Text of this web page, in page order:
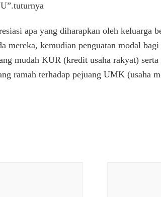
apa yang diharapkan oleh keluarga
mereka, kemudian penguatan modal
mudah KUR (kredit usaha rakyat)
ramah terhadap pejuang UMK (usaha